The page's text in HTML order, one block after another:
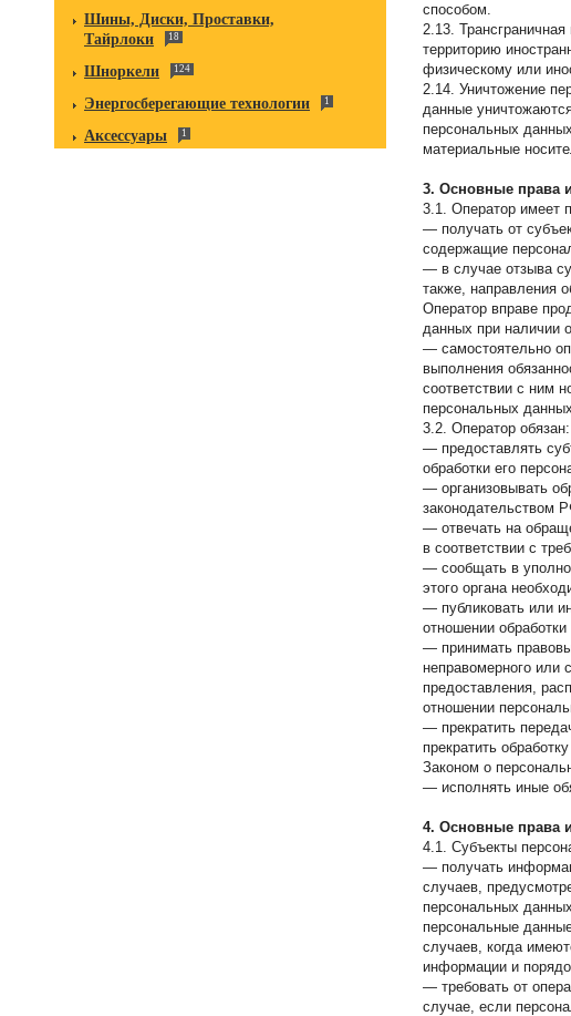
Шины, Диски, Проставки,
Тайрлоки
18
Шноркели 124
Энергосберегающие технологии 1
Аксессуары 1
способом.
2.13.
территорию
физическому или
2.14. Уничтожение
данные
персональных
материальные
3. Основные права
3.1. Оператор имеет
— получать от
содержащие
— в случае отзыва
также, направления
Оператор вправе
данных при наличии
— самостоятельно
выполнения
соответствии с ним
персональных
3.2. Оператор обязан:
— предоставлять
обработки его
— организовывать
законодательством
— отвечать на
в соответствии с
— сообщать в
этого органа
— публиковать или
отношении
— принимать
неправомерного или
предоставления,
отношении
— прекратить
прекратить
Законом о
— исполнять иные
4. Основные права
4.1. Субъекты
— получать
случаев,
персональных
персональные
случаев, когда
информации и
— требовать от
случае, если